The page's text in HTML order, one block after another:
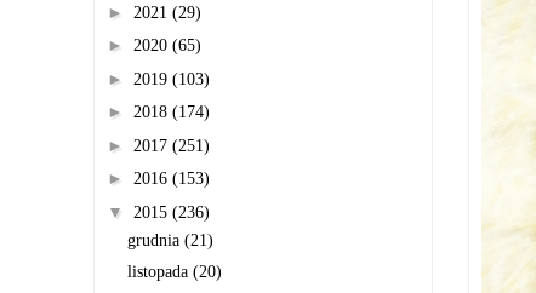
► 2021 (29)
► 2020 (65)
► 2019 (103)
► 2018 (174)
► 2017 (251)
► 2016 (153)
▼ 2015 (236)
grudnia (21)
listopada (20)